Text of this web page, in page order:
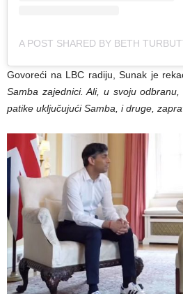
Govoreći na LBC radiju, Sunak je
Samba zajednici. Ali, u svoju
patike uključujući Samba, i druge,